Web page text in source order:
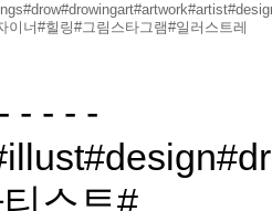
이너#힐링#그림스타그램#일러스트레
- - - -
스트#